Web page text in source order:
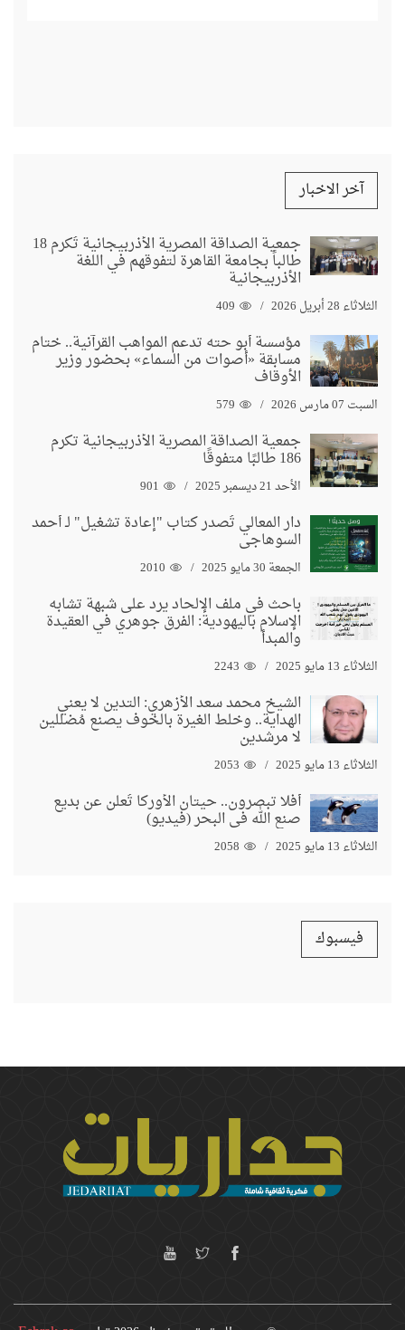
آخر الاخبار
جمعية الصداقة المصرية الأذربيجانية تُكرم 18
طالباً بجامعة القاهرة لتفوقهم في اللغة
الأذربيجانية
الثلاثاء 28 أبريل 2026 409
مؤسسة أبو حته تدعم المواهب القرآنية.. ختام
مسابقة «أصوات من السماء» بحضور وزير
الأوقاف
السبت 07 مارس 2026 579
جمعية الصداقة المصرية الأذربيجانية تكرم
186 طالبًا متفوقًا
الأحد 21 ديسمبر 2025 901
دار المعالي تُصدر كتاب "إعادة تشغيل" لـ أحمد
السوهاجي
الجمعة 30 مايو 2025 2010
باحث في ملف الإلحاد يرد على شبهة تشابه
الإسلام باليهودية: الفرق جوهري في العقيدة
والمبدأ
الثلاثاء 13 مايو 2025 2243
الشيخ محمد سعد الأزهري: التدين لا يعني
الهداية.. وخلط الغيرة بالخوف يصنع مُضللين
لا مرشدين
الثلاثاء 13 مايو 2025 2053
أفلا تبصرون.. حيتان الأوركا تُعلن عن بديع
صنع الله في البحر (فيديو)
الثلاثاء 13 مايو 2025 2058
فيسبوك